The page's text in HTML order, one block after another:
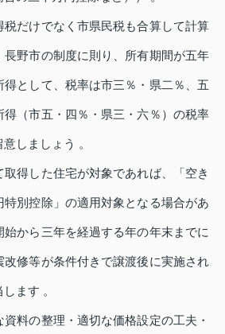
だけでなく市県民税も合算して計算
野市の制度に則り、所有期間が五年
得として、税率は市三％・県二％、五
（市五・四％・県三・六％）の税率
しましょう 。
取得した住宅が対象であれば、「空き
別控除」の適用対象となる場合があ
始から三年を経過する年の年末までに
修等が条件付きで譲渡後に実施され
ます 。
料の整理・適切な価格設定の工夫・